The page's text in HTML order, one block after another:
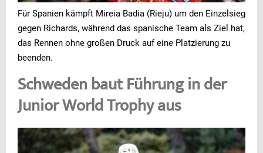
Für Spanien kämpft Mireia Badia (Rieju) um den Einzelsieg
gegen Richards, während das spanische Team als Ziel hat,
das Rennen ohne großen Druck auf eine Platzierung zu
beenden.
Schweden baut Führung in der
Junior World Trophy aus